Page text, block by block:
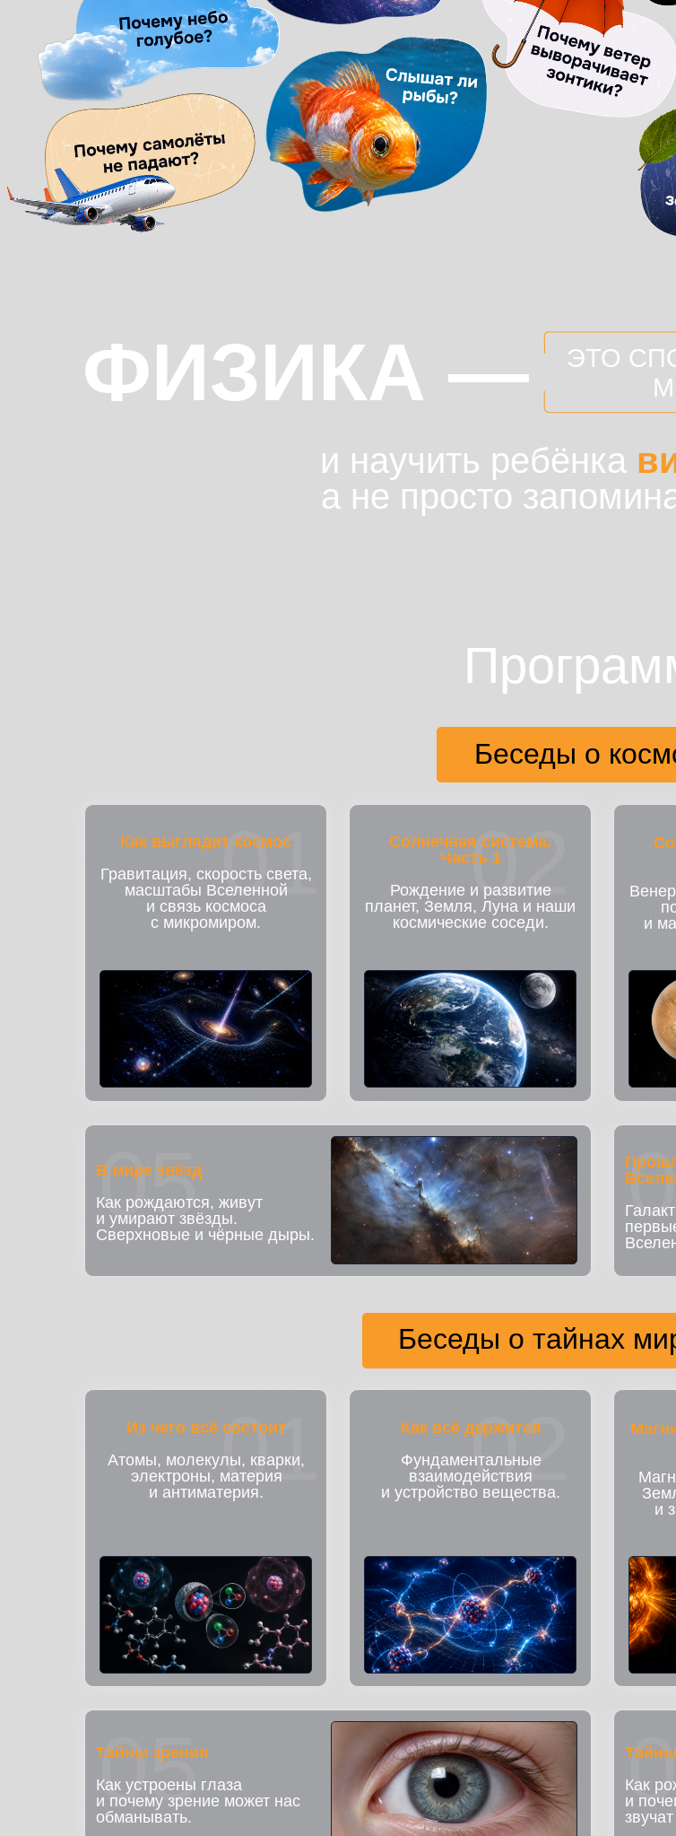
ФИЗИКА —
ЭТО
и научить ребёнка
а не просто
Беседы о
и
02
Солнечная система.
Часть 1
Рождение и развитие
планет, Земля, Луна и наши
космические соседи.
01
Как выглядит космос
Гравитация, скорость света,
масштабы Вселенной
и связь космоса
с микромиром.
05
В мире звёзд
Как рождаются, живут
и умирают звёзды.
Сверхновые и чёрные дыры.
Беседы о тайнах
и
02
Как всё держится
Фундаментальные
взаимодействия
и устройство вещества.
01
Из чего всё состоит
Атомы, молекулы, кварки,
электроны, материя
и антиматерия.
Как
и
05
Тайны зрения
Как устроены глаза
и почему зрение может нас
обманывать.